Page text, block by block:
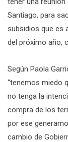
Santiago, para
subsidios que es
del próximo año,
Según Paola
“tenemos miedo
no tenga la
compra de los
por ese
cambio de